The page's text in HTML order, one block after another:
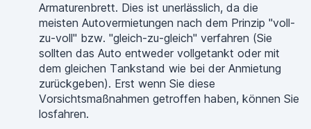
Armaturenbrett. Dies ist unerlässlich, da die
meisten Autovermietungen nach dem Prinzip "voll-
zu-voll" bzw. "gleich-zu-gleich" verfahren (Sie
sollten das Auto entweder vollgetankt oder mit
dem gleichen Tankstand wie bei der Anmietung
zurückgeben). Erst wenn Sie diese
Vorsichtsmaßnahmen getroffen haben, können Sie
losfahren.